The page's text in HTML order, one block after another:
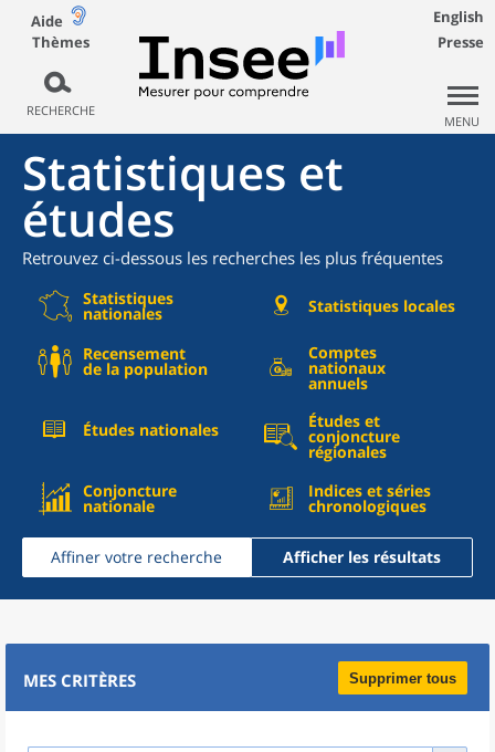
Aide
Thèmes
RECHERCHE
English
Presse
MENU
Statistiques et
études
Retrouvez ci-dessous les recherches les plus fréquentes
Statistiques
nationales Statistiques locales
Recensement
de la population
Comptes
nationaux
annuels
Études nationales Études et
conjoncture
régionales
Conjoncture
nationale
Indices et séries
chronologiques
Affiner votre recherche Afficher les résultats
MES CRITÈRES Supprimer tous